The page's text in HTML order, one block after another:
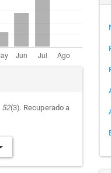
52(3). Recuperado a